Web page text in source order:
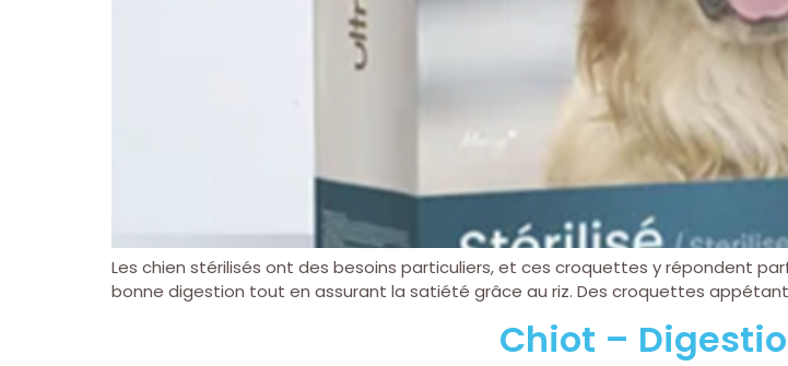
Les chien stérilisés ont des besoins particuliers, et ces croquettes y répondent
bonne digestion tout en assurant la satiété grâce au riz. Des croquettes
Chiot –